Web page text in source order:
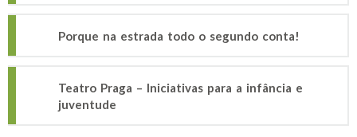
Porque na estrada todo o segundo conta!
Teatro Praga – Iniciativas para a infância e
juventude